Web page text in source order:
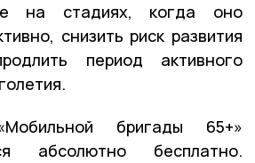
на стадиях, когда оно
снизить риск развития
период активного
бригады 65+»
абсолютно бесплатно.